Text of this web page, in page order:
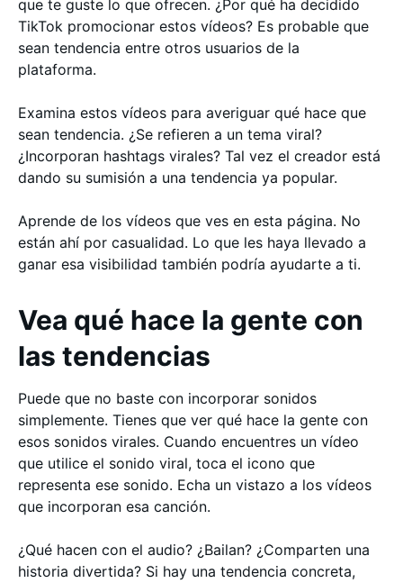
que te guste lo que ofrecen. ¿Por qué ha decidido
TikTok promocionar estos vídeos? Es probable que
sean tendencia entre otros usuarios de la
plataforma.
Examina estos vídeos para averiguar qué hace que
sean tendencia. ¿Se refieren a un tema viral?
¿Incorporan hashtags virales? Tal vez el creador está
dando su sumisión a una tendencia ya popular.
Aprende de los vídeos que ves en esta página. No
están ahí por casualidad. Lo que les haya llevado a
ganar esa visibilidad también podría ayudarte a ti.
Vea qué hace la gente con
las tendencias
Puede que no baste con incorporar sonidos
simplemente. Tienes que ver qué hace la gente con
esos sonidos virales. Cuando encuentres un vídeo
que utilice el sonido viral, toca el icono que
representa ese sonido. Echa un vistazo a los vídeos
que incorporan esa canción.
¿Qué hacen con el audio? ¿Bailan? ¿Comparten una
historia divertida? Si hay una tendencia concreta,